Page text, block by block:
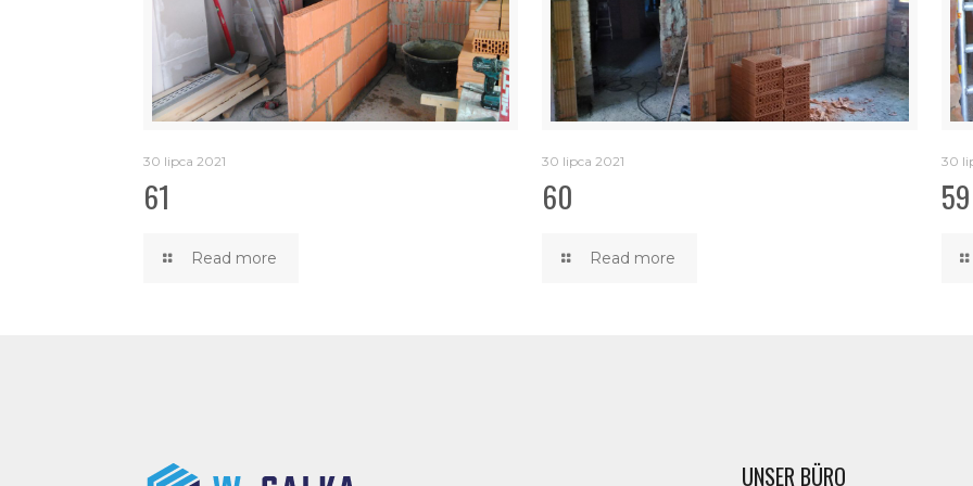
30 lipca 2021
61
Read more
30 lipca 2021
60
Read more
30
59
UNSER BÜRO